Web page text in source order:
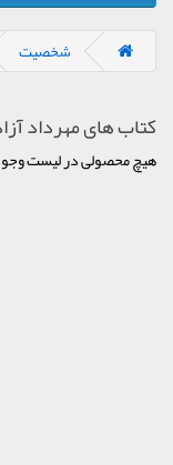
شخصیت
کتاب های مهرداد
هیچ محصولی در لیست